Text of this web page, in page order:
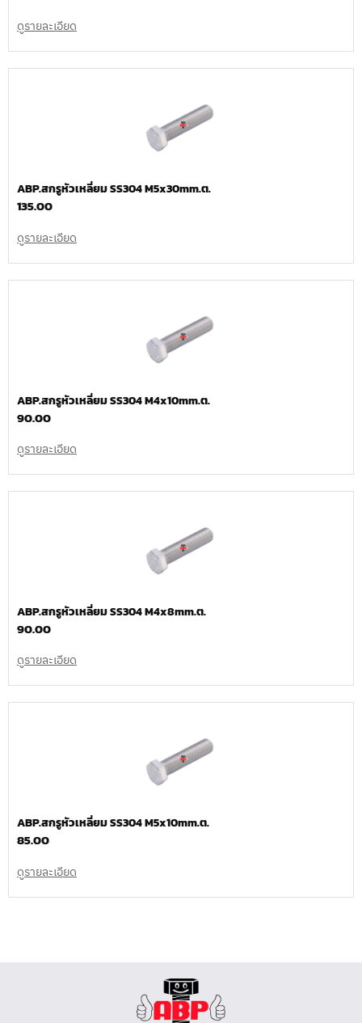
ดูรายละเอียด
ABP.สกรูหัวเหลี่ยม SS304 M5x30mm.ต.
135.00
ดูรายละเอียด
ABP.สกรูหัวเหลี่ยม SS304 M4x10mm.ต.
90.00
ดูรายละเอียด
ABP.สกรูหัวเหลี่ยม SS304 M4x8mm.ต.
90.00
ดูรายละเอียด
ABP.สกรูหัวเหลี่ยม SS304 M5x10mm.ต.
85.00
ดูรายละเอียด